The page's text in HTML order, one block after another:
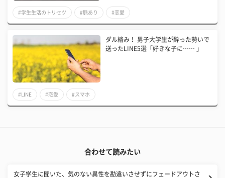
#学生生活のトリセツ #脈あり #恋愛
ダル絡み！ 男子大学生が酔った勢いで
送ったLINE5選「好きな子に…… 」
#LINE #恋愛 #スマホ
合わせて読みたい
女子学生に聞いた、気のない異性を勘違いさせずにフェードアウトさ